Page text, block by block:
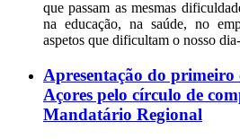
que passam as mesmas
na educação, na saúde, no
aspetos que dificultam o nosso
Apresentação do
Açores pelo círculo de
Mandatário Regional